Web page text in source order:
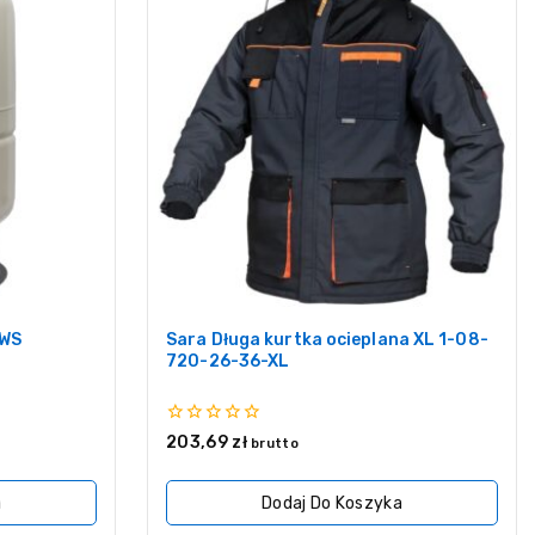
Sara Długa kurtka ocieplana XL 1-08-
720-26-36-XL
0
203,69 zł brutto
Dodaj Do Koszyka